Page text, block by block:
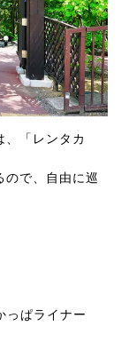
、「レンタカ
ので、自由に巡
っぱライナー